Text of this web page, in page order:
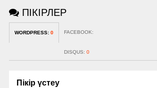
ПІКІРЛЕР
WORDPRESS: 0 FACEBOOK:
DISQUS: 0
Пікір үстеу